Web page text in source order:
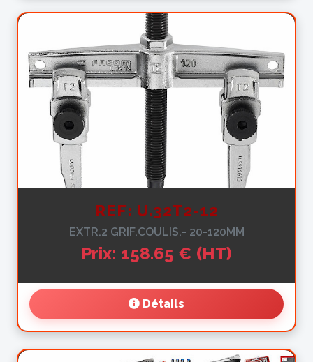
REF: U.32T2-12
EXTR.2 GRIF.COULIS.- 20-120MM
Prix: 158.65 € (HT)
Détails